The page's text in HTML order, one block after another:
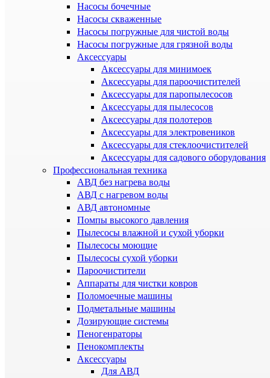
Насосы бочечные
Насосы скваженные
Насосы погружные для чистой воды
Насосы погружные для грязной воды
Аксессуары
Аксессуары для минимоек
Аксессуары для пароочистителей
Аксессуары для паропылесосов
Аксессуары для пылесосов
Аксессуары для полотеров
Аксессуары для электровеников
Аксессуары для стеклоочистителей
Аксессуары для садового оборудования
Профессиональная техника
АВД без нагрева воды
АВД с нагревом воды
АВД автономные
Помпы высокого давления
Пылесосы влажной и сухой уборки
Пылесосы моющие
Пылесосы сухой уборки
Пароочистители
Аппараты для чистки ковров
Поломоечные машины
Подметальные машины
Дозирующие системы
Пеногенраторы
Пенокомплекты
Аксессуары
Для АВД